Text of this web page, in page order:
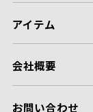
アイテム
会社概要
お問い合わせ